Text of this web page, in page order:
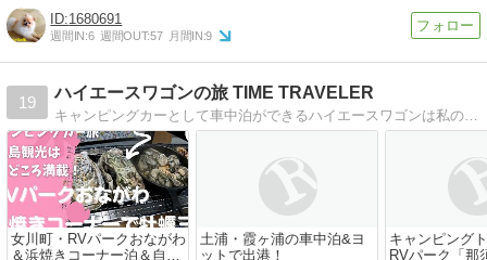
1680691
週間IN:6 週間OUT:57 月間IN:9
19
ハイエースワゴンの旅 TIME TRAVELER
キャンピングカーとして車中泊ができるハイエースワゴンは私のenjoy lifeを見事に創造してくれる最高の愛車です。この愛車で日本各地を巡る旅をご紹介します。
女川町・RVパークおながわ
＆浜焼きコーナー泊＆自然
土浦・霞ヶ浦の車中泊&ヨ
ットで出港！
キャンピング
RVパーク「那